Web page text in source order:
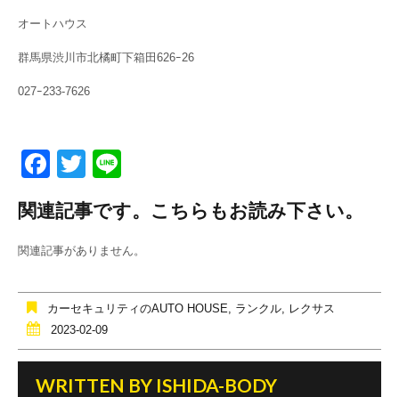
オートハウス
群馬県渋川市北橘町下箱田626ｰ26
027ｰ233-7626
F
a
c
e
o
o
k
T
tt
er
e
関連記事です。こちらもお読み下さい。
関連記事がありません。
カーセキュリティのAUTO HOUSE, ランクル, レクサス
2023-02-09
WRITTEN BY ISHIDA-BODY